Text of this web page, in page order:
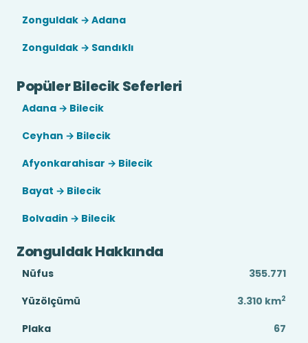
Zonguldak → Adana
Zonguldak → Sandıklı
Popüler Bilecik Seferleri
Adana → Bilecik
Ceyhan → Bilecik
Afyonkarahisar → Bilecik
Bayat → Bilecik
Bolvadin → Bilecik
Zonguldak Hakkında
Nüfus
355.771
Yüzölçümü
3.310 km2
Plaka
67